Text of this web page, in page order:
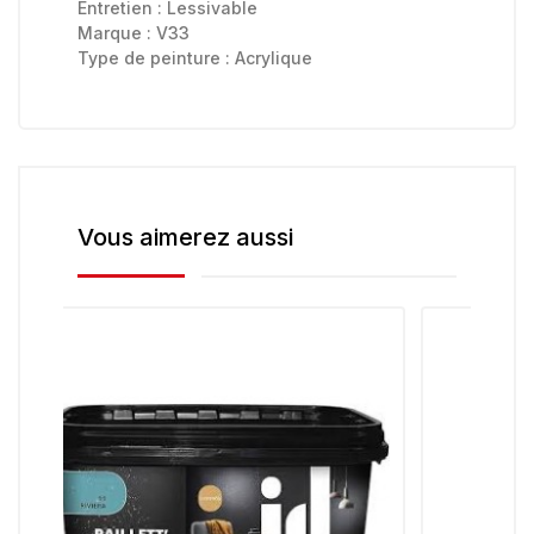
Entretien : Lessivable
Marque : V33
Type de peinture : Acrylique
Vous aimerez aussi